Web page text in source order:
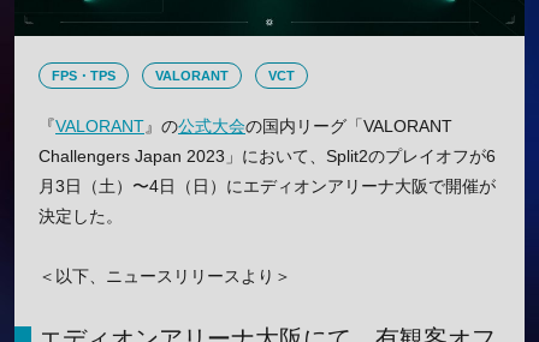
FPS・TPS VALORANT VCT
『VALORANT』の公式大会の国内リーグ「VALORANT
Challengers Japan 2023」において、Split2のプレイオフが6
月3日（土）〜4日（日）にエディオンアリーナ大阪で開催が
決定した。
＜以下、ニュースリリースより＞